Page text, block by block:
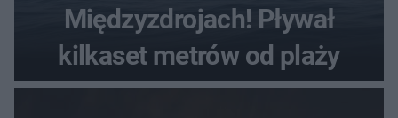
Międzyzdrojach! Pływał
kilkaset metrów od plaży